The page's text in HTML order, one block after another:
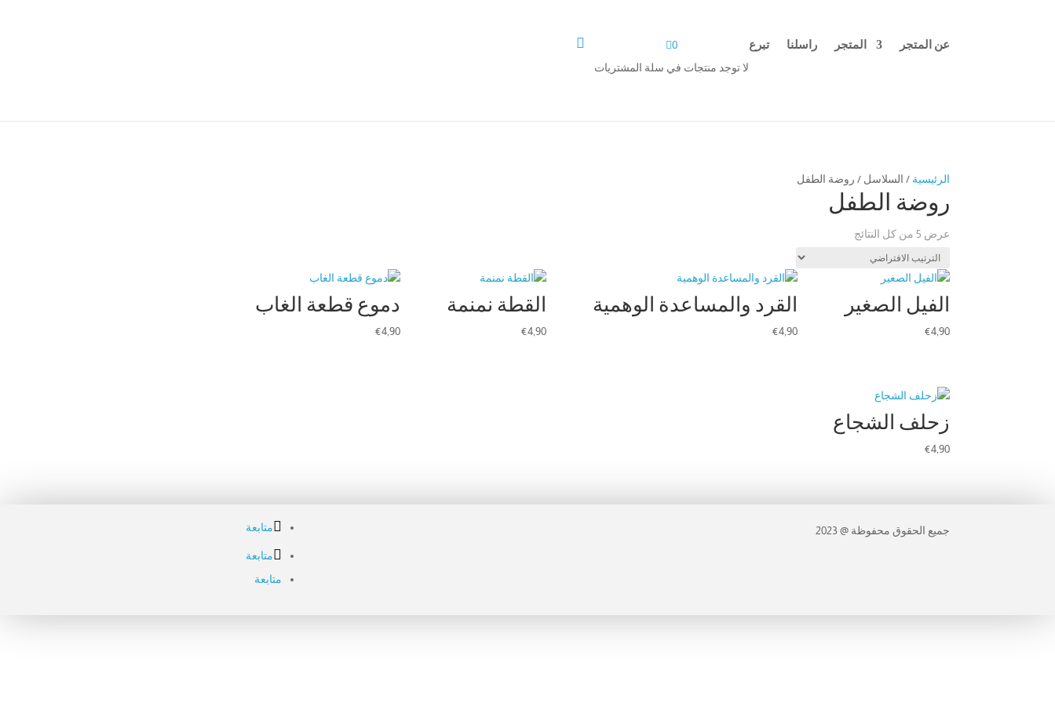
عن المتجر المتجر راسلنا تبرع 0
لا توجد منتجات في سلة المشتريات

الرئيسية / السلاسل / روضة الطفل
روضة الطفل
عرض ⁦5⁩ من كل النتائج
الفيل الصغير
€4,90
القرد والمساعدة الوهمية
€4,90
القطة نمنمة
€4,90
دموع قطعة الغاب
€4,90
زحلف الشجاع
€4,90
متابعة
متابعة
متابعة
جميع الحقوق محفوظة @ 2023